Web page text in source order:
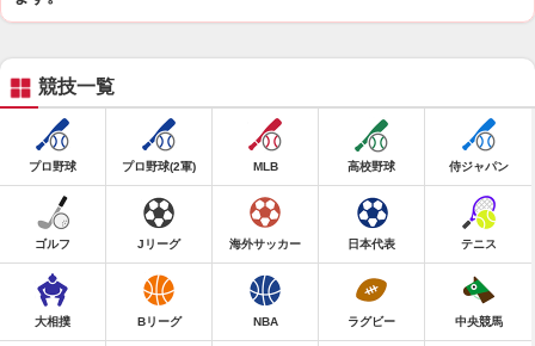
競技一覧
プロ野球 プロ野球(2軍) MLB 高校野球 侍ジャパン
ゴルフ Jリーグ 海外サッカー 日本代表 テニス
大相撲 Bリーグ NBA ラグビー 中央競馬